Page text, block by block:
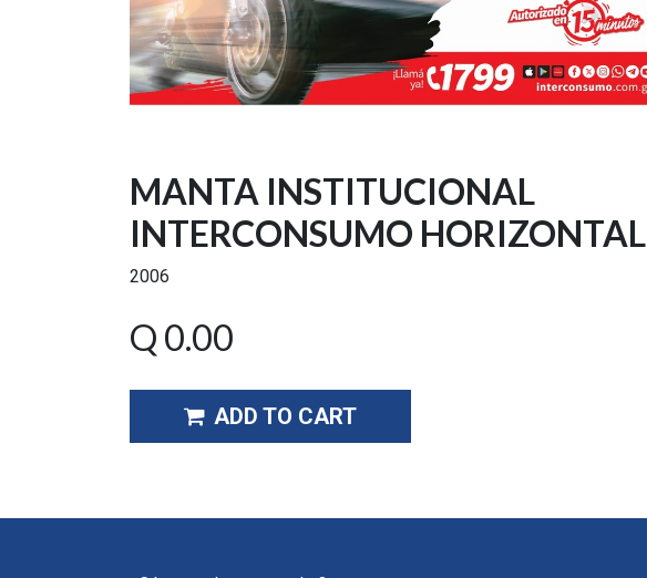
MANTA INSTITUCIONAL
INTERCONSUMO HORIZONTAL
2006
Q 0.00
ADD TO CART